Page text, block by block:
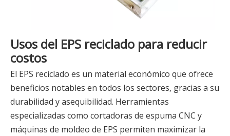
Usos del EPS reciclado para reducir
costos
El EPS reciclado es un material económico que ofrece
beneficios notables en todos los sectores, gracias a su
durabilidad y asequibilidad. Herramientas
especializadas como cortadoras de espuma CNC y
máquinas de moldeo de EPS permiten maximizar la